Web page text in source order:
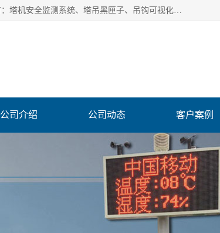
安徽赛芙智能科技有限公司是一家主营智慧化工地解决方案的企业，主营产品有：塔机安全监测系统、塔吊黑匣子、吊钩可视化、吊钩可视化系统、塔机安全监控系统、塔机黑匣子等。创建至今始终关注用户需求，为用户提供有的产品和服务。
公司介绍 公司动态 客户案例